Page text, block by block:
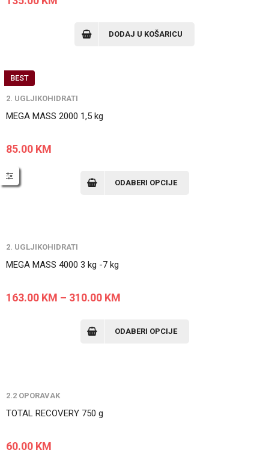
DODAJ U KOŠARICU
BEST
2. UGLJIKOHIDRATI
MEGA MASS 2000 1,5 kg
85.00 KM
ODABERI OPCIJE
2. UGLJIKOHIDRATI
MEGA MASS 4000 3 kg -7 kg
163.00 KM – 310.00 KM
ODABERI OPCIJE
2.2 OPORAVAK
TOTAL RECOVERY 750 g
60.00 KM